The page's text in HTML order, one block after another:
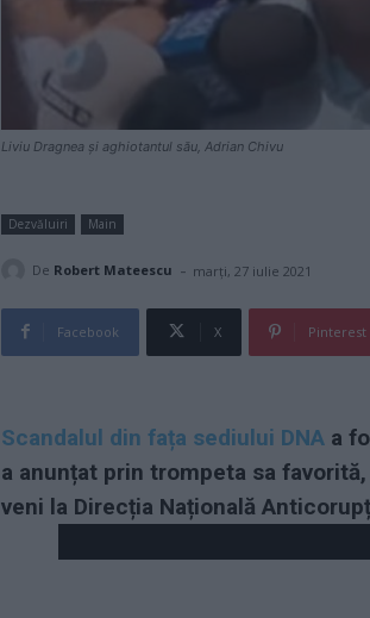
Liviu Dragnea și aghiotantul său, Adrian Chivu
Dezvăluiri Main
De Robert Mateescu - marți, 27 iulie 2021
Facebook X Pinterest
Scandalul din fața sediului DNA a
a anunțat prin trompeta sa
veni la Direcția Națională